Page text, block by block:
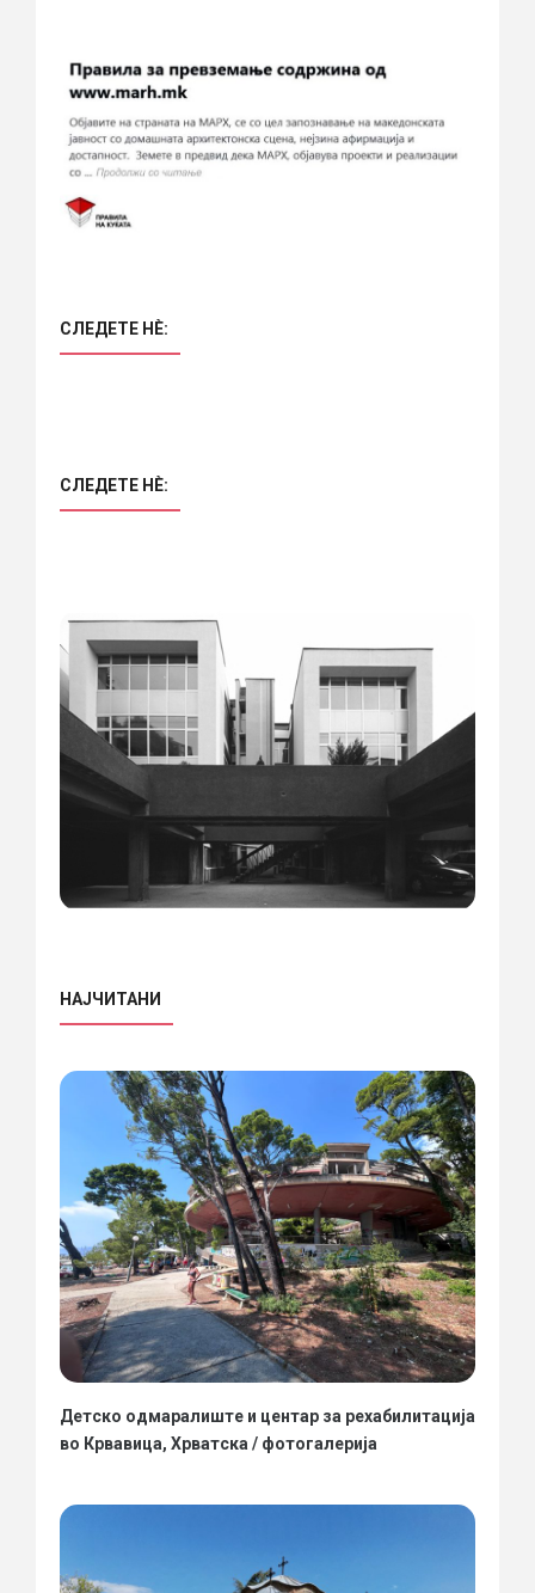
СЛЕДЕТЕ НÈ:
СЛЕДЕТЕ НÈ:
НАЈЧИТАНИ
Детско одмаралиште и центар за рехабилитација
во Крвавица, Хрватска / фотогалерија